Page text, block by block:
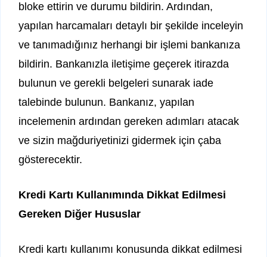
bloke ettirin ve durumu bildirin. Ardından,
yapılan harcamaları detaylı bir şekilde inceleyin
ve tanımadığınız herhangi bir işlemi bankanıza
bildirin. Bankanızla iletişime geçerek itirazda
bulunun ve gerekli belgeleri sunarak iade
talebinde bulunun. Bankanız, yapılan
incelemenin ardından gereken adımları atacak
ve sizin mağduriyetinizi gidermek için çaba
gösterecektir.
Kredi Kartı Kullanımında Dikkat Edilmesi
Gereken Diğer Hususlar
Kredi kartı kullanımı konusunda dikkat edilmesi